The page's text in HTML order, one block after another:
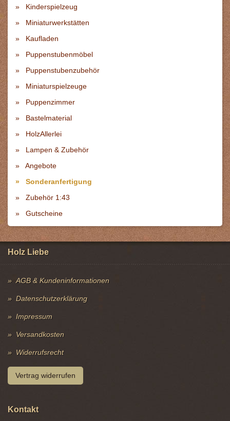
Kinderspielzeug
Miniaturwerkstätten
Kaufladen
Puppenstubenmöbel
Puppenstubenzubehör
Miniaturspielzeuge
Puppenzimmer
Bastelmaterial
HolzAllerlei
Lampen & Zubehör
Angebote
Sonderanfertigung
Zubehör 1:43
Gutscheine
Holz Liebe
AGB & Kundeninformationen
Datenschutzerklärung
Impressum
Versandkosten
Widerrufsrecht
Vertrag widerrufen
Kontakt